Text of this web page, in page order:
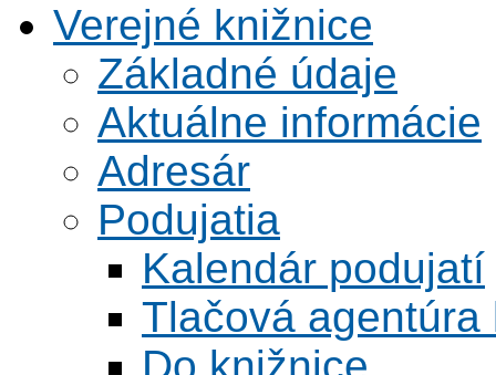
Verejné knižnice
Základné údaje
Aktuálne informácie
Adresár
Podujatia
Kalendár podujatí
Tlačová agentúra